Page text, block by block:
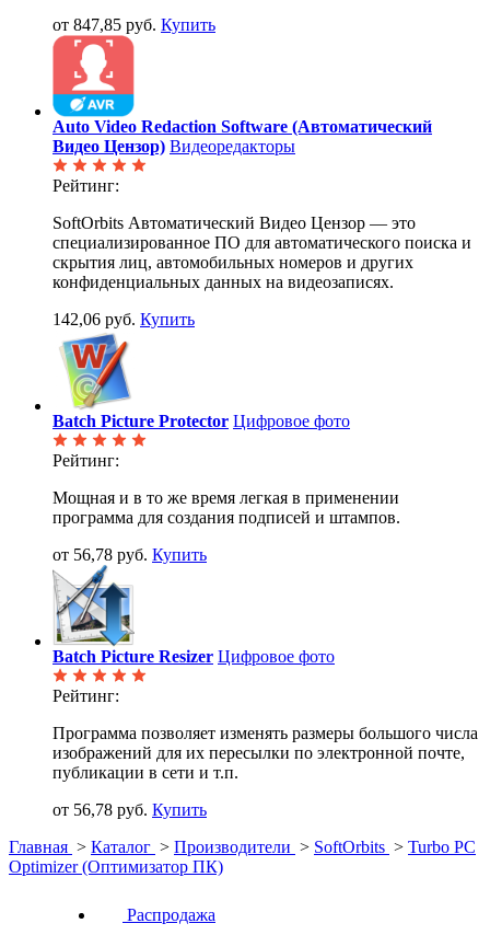
от 847,85 руб. Купить
Auto Video Redaction Software (Автоматический
Видео Цензор) Видеоредакторы
Рейтинг:
SoftOrbits Автоматический Видео Цензор — это
специализированное ПО для автоматического поиска и
скрытия лиц, автомобильных номеров и других
конфиденциальных данных на видеозаписях.
142,06 руб. Купить
Batch Picture Protector Цифровое фото
Рейтинг:
Мощная и в то же время легкая в применении
программа для создания подписей и штампов.
от 56,78 руб. Купить
Batch Picture Resizer Цифровое фото
Рейтинг:
Программа позволяет изменять размеры большого числа
изображений для их пересылки по электронной почте,
публикации в сети и т.п.
от 56,78 руб. Купить
Главная > Каталог > Производители > SoftOrbits > Turbo PC
Optimizer (Оптимизатор ПК)
Распродажа